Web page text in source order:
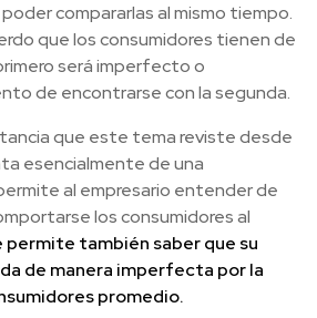
compararlas al mismo tiempo.
que los consumidores tienen de
seráimperfectoo
de encontrarse con la segunda.
que este tema reviste desde
esencialmente de una
al empresario entender de
los consumidores al
permite también saber que su
de manera imperfecta por la
promedio.